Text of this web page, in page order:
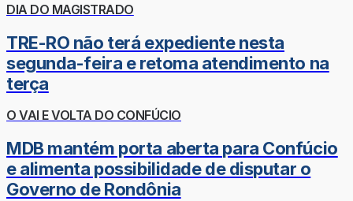
DIA DO MAGISTRADO
TRE-RO não terá expediente nesta
segunda-feira e retoma atendimento na
terça
O VAI E VOLTA DO CONFÚCIO
MDB mantém porta aberta para Confúcio
e alimenta possibilidade de disputar o
Governo de Rondônia